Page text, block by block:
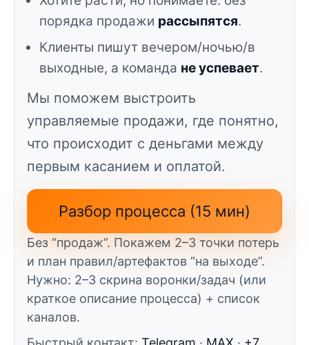
порядка продажи рассыпятся.
Клиенты пишут вечером/ночью/в
выходные, а команда не успевает.
Мы поможем выстроить
управляемые продажи, где понятно,
что происходит с деньгами между
первым касанием и оплатой.
Разбор процесса (15 мин)
Без “продаж”. Покажем 2–3 точки потерь
и план правил/артефактов “на выходе”.
Нужно: 2–3 скрина воронки/задач (или
краткое описание процесса) + список
каналов.